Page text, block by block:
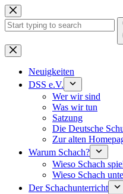
Keine
Ergebnisse
Neuigkeiten
DSS e.V.
Wer wir sind
Was wir tun
Satzung
Die Deutsche
Zur alten
Warum Schach?
Wieso Schach
Wieso Schach
Der Schachunterricht